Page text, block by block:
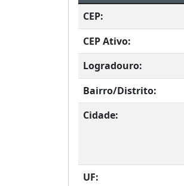
CEP:
CEP Ativo:
Logradouro:
Bairro/Distrito:
Cidade:
UF: